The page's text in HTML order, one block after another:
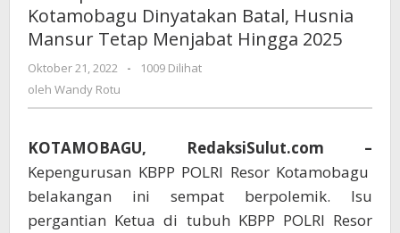
Resort
Kotamobagu
Mansur
Menjabat
Hingga
2025
Kotamobagu Dinyatakan Batal, Husnia
Mansur Tetap Menjabat Hingga 2025
Oktober 21, 2022
oleh
-
1009 Dilihat
oleh Wandy Rotu
KOTAMOBAGU, RedaksiSulut.com –
Kepengurusan KBPP POLRI Resor Kotamobagu
belakangan ini sempat berpolemik. Isu
pergantian Ketua di tubuh KBPP POLRI Resor